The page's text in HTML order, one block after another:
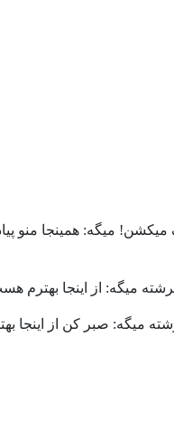
ميگه: همینجا منو
ميگه: از اينجا بهترم
ميگه: صبر کن از اينجا